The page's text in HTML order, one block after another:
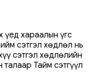
үед хараалын үгс
сэтгэл хөдлөл нь
сэтгэл хөдлөлийн
талаар Тайм сэтгүүл